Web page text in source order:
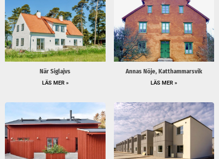
När Siglajvs
LÄS MER »
Annas Nöje, Katthammarsvik
LÄS MER »